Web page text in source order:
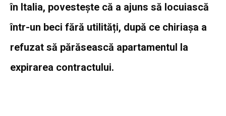
în Italia, povestește că a ajuns să locuiască
într-un beci fără utilități, după ce chiriașa a
refuzat să părăsească apartamentul la
expirarea contractului.